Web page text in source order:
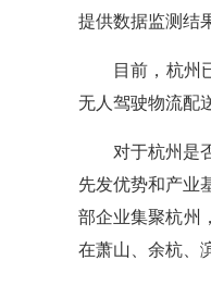
提供数据监测结
目前，杭州
无人驾驶物流配
对于杭州是
先发优势和产业
部企业集聚杭州
在萧山、余杭、